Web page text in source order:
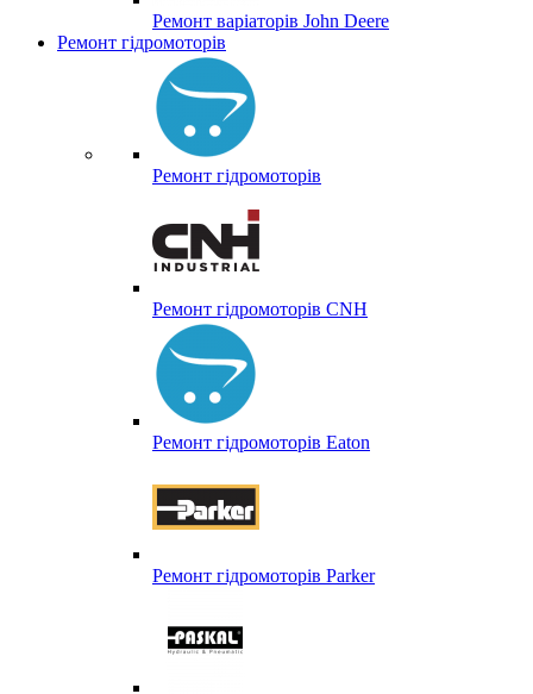
Ремонт варіаторів John Deere
Ремонт гідромоторів
Ремонт гідромоторів
Ремонт гідромоторів CNH
Ремонт гідромоторів Eaton
Ремонт гідромоторів Parker